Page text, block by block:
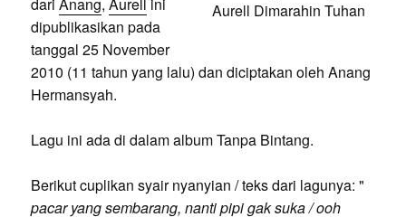
dipublikasikan pada
tanggal 25 November
2010 (11 tahun yang lalu) dan diciptakan oleh Anang
Hermansyah.
Lagu ini ada di dalam album Tanpa Bintang.
Berikut cuplikan syair nyanyian / teks dari lagunya: "
pacar yang sembarang, nanti pipi gak suka / ooh